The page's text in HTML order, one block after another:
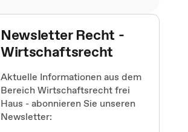
Newsletter Recht -
Wirtschaftsrecht
Aktuelle Informationen aus dem
Bereich Wirtschaftsrecht frei
Haus - abonnieren Sie unseren
Newsletter: